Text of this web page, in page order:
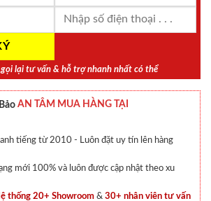
gọi lại tư vấn & hỗ trợ nhanh nhất có thể
AN TÂM MUA HÀNG TẠI
tiếng từ 2010 - Luôn đặt uy tín lên hàng
mới 100% và luôn được cập nhật theo xu
thống 20+ Showroom & 30+ nhân viên tư vấn